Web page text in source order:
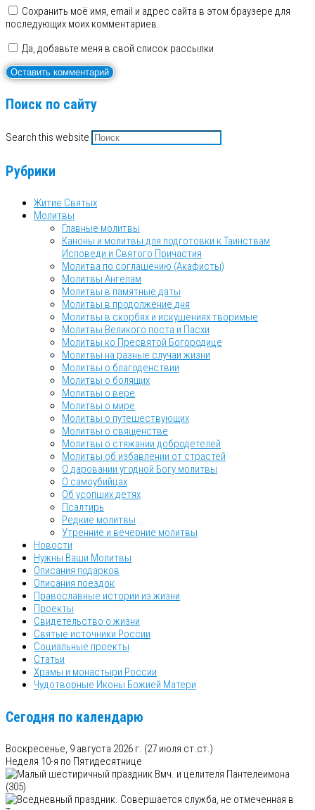
Сохранить моё имя, email и адрес сайта в этом браузере для
последующих моих комментариев.
Да, добавьте меня в свой список рассылки
Поиск по сайту
Search this website
Рубрики
Житие Святых
Молитвы
Главные молитвы
Каноны и молитвы для подготовки к Таинствам
Исповеди и Святого Причастия
Молитва по соглашению (Акафисты)
Молитвы Ангелам
Молитвы в памятные даты
Молитвы в продолжение дня
Молитвы в скорбях и искушениях творимые
Молитвы Великого поста и Пасхи
Молитвы ко Пресвятой Богородице
Молитвы на разные случаи жизни
Молитвы о благоденствии
Молитвы о болящих
Молитвы о вере
Молитвы о мире
Молитвы о путешествующих
Молитвы о священстве
Молитвы о стяжании добродетелей
Молитвы об избавлении от страстей
О даровании угодной Богу молитвы
О самоубийцах
Об усопших детях
Псалтирь
Редкие молитвы
Утренние и вечерние молитвы
Новости
Нужны Ваши Молитвы
Описания подарков
Описания поездок
Православные истории из жизни
Проекты
Свидетельство о жизни
Святые источники России
Социальные проекты
Статьи
Храмы и монастыри России
Чудотворные Иконы Божией Матери
Сегодня по календарю
Воскресенье, 9 августа 2026 г. (27 июля ст.ст.)
Неделя 10-я по Пятидесятнице
Вмч. и целителя Пантелеимона
(305)